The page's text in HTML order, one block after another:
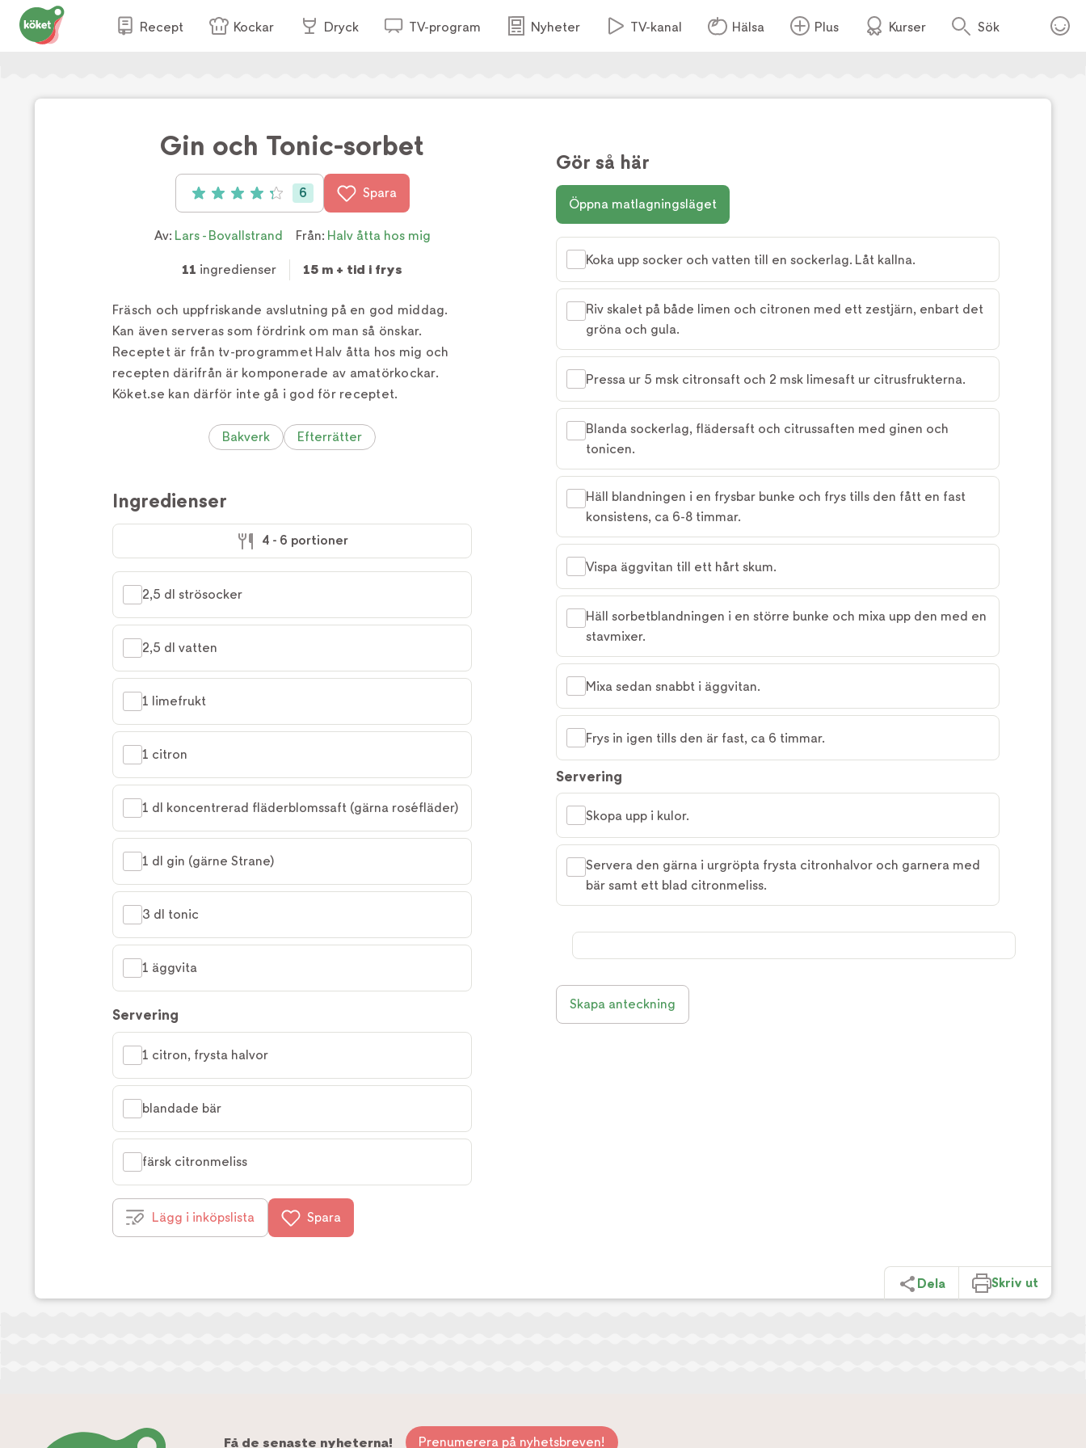
Recept Kockar Dryck TV-program Nyheter TV-kanal Hälsa Plus Kurser Sök
Foto:Tv4
Gin och Tonic-sorbet
Betyg: 4.3 av 5 (6 röster)
6 Spara
Av: Lars - Bovallstrand Från: Halv åtta hos mig
11 ingredienser 15 m + tid i frys
Fräsch och uppfriskande avslutning på en god middag.
Kan även serveras som fördrink om man så önskar.
Receptet är från tv-programmet Halv åtta hos mig och
recepten därifrån är komponerade av amatörkockar.
Köket.se kan därför inte gå i god för receptet.
Bakverk Efterrätter
Ingredienser
4 - 6 portioner
2,5 dl strösocker
2,5 dl vatten
1 limefrukt
1 citron
1 dl koncentrerad fläderblomssaft (gärna roséfläder)
1 dl gin (gärne Strane)
3 dl tonic
1 äggvita
Servering
1 citron, frysta halvor
blandade bär
färsk citronmeliss
Lägg i inköpslista Spara
Gör så här
Öppna matlagningsläget
Koka upp socker och vatten till en sockerlag. Låt kallna.
Riv skalet på både limen och citronen med ett zestjärn, enbart det
gröna och gula.
Pressa ur 5 msk citronsaft och 2 msk limesaft ur citrusfrukterna.
Blanda sockerlag, flädersaft och citrussaften med ginen och
tonicen.
Häll blandningen i en frysbar bunke och frys tills den fått en fast
konsistens, ca 6-8 timmar.
Vispa äggvitan till ett hårt skum.
Häll sorbetblandningen i en större bunke och mixa upp den med en
stavmixer.
Mixa sedan snabbt i äggvitan.
Frys in igen tills den är fast, ca 6 timmar.
Servering
Skopa upp i kulor.
Servera den gärna i urgröpta frysta citronhalvor och garnera med
bär samt ett blad citronmeliss.
Skapa anteckning
Dela Skriv ut
Få de senaste nyheterna! Prenumerera på nyhetsbreven!